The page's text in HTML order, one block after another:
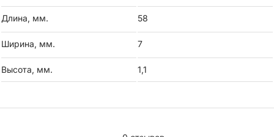
Длина, мм. 58
Ширина, мм. 7
Высота, мм. 1,1